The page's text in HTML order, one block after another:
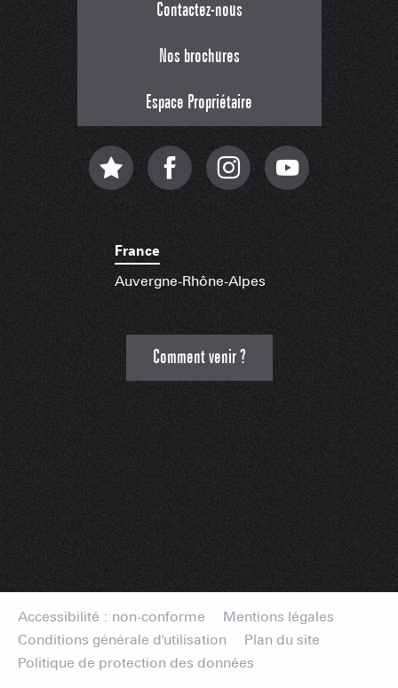
Contactez-nous
Nos brochures
Espace Propriétaire
France
Auvergne-Rhône-Alpes
Comment venir ?
Accessibilité : non-conforme
Mentions légales
Conditions générale d'utilisation
Plan du site
Politique de protection des données